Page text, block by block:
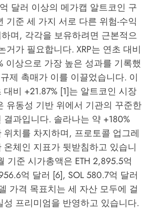
달러 이상의 메가캡 알트코인 구
기준 세 가지 서로 다른 위험-수익
며, 각각을 보유하려면 근본적으
거가 필요합니다. XRP는 연초 대비
이상으로 가장 높은 성과를 기록했
제 촉매가 이를 이끌었습니다. 이
비 +21.87% [1]는 알트코인 시장
유동성 기반 위에서 기관의 꾸준한
결과입니다. 솔라나는 약 +180%
위치를 차지하며, 프로토콜 업그레
온체인 지표가 뒷받침하고 있습니
기준 시가총액은 ETH 2,895.5억
억 달러 [6], SOL 580.7억 달러
가격 목표치는 세 자산 모두에 걸
성 프리미엄을 반영하고 있습니다.